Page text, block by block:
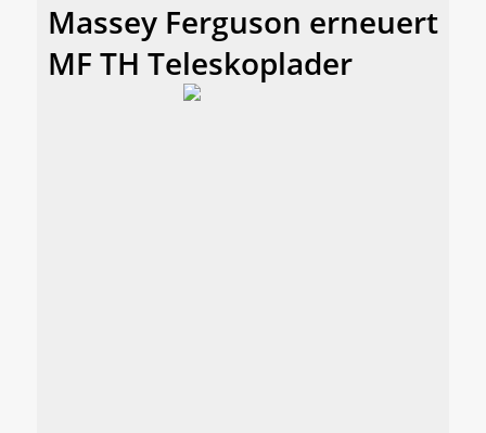
Massey Ferguson erneuert
MF TH Teleskoplader